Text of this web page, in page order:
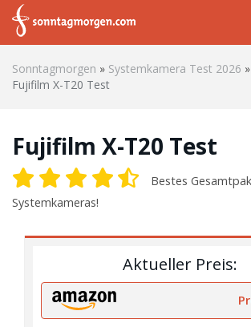
Skip to main content
Sonntagmorgen » Systemkamera Test 2026 »
Fujifilm X-T20 Test
Fujifilm X-T20 Test
Bestes
Systemkameras!
Aktueller Preis: